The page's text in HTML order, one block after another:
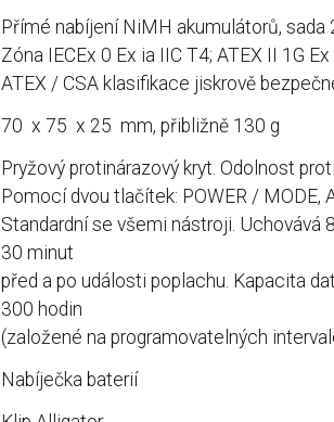
Přímé nabíjení NiMH akumulátorů, sada
Zóna IECEx 0 Ex ia IIC T4; ATEX II 1G
ATEX / CSA klasifikace jiskrově
70 x 75 x 25 mm, přibližně 130 g
Pryžový protinárazový kryt. Odolnost
Pomocí dvou tlačítek: POWER / MODE,
Standardní se všemi nástroji. Uchovává
30 minut
před a po události poplachu. Kapacita
300 hodin
(založené na programovatelných
Nabíječka baterií